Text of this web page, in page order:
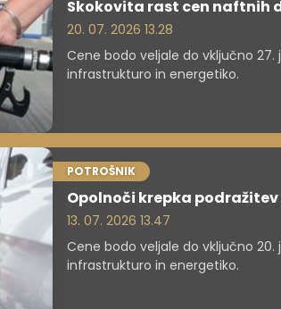
Skokovita rast cen naftnih
20. 07. 2026 13.28
Cene bodo veljale do vključno
infrastrukturo in energetiko.
POTROŠNIK
Opolnoči krepka
13. 07. 2026 13.47
Cene bodo veljale do vključno 20.
infrastrukturo in energetiko.